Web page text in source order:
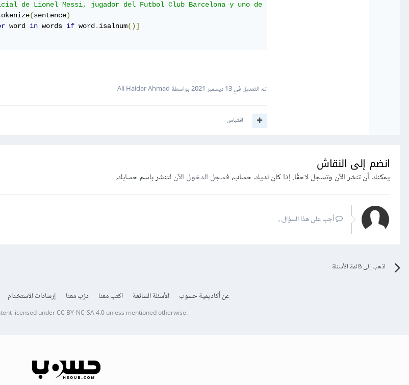
de Lionel Messi, jugador del Futbol Club Barcelona y uno de los mejores jugadores del mundo.'
(sentence)
word in words if word. isalnum()]
تم التعديل في13 ديسمبر 2021 بواسطة Ali Haidar Ahmad
اقتباس
انضم إلى النقاش
يمكنك أن تنشر الآن وتسجل لاحقًا. إذا كان لديك حساب،فسجل الدخول الآنلتنشر باسم حسابك.
أجب على هذا السؤال...
اذهب إلى قائمة الأسئلة
عن أكاديمية حسوب الأسئلة الشائعة اكتب معنا درّب معنا إرشادات الاستخدام
licensed underCC BY-NC-SA 4.0unless mentioned otherwise.